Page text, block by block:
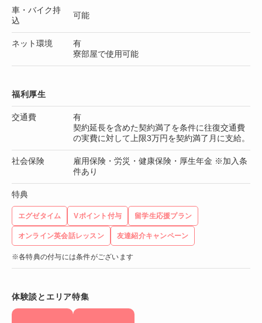
車・バイク持
込
可能
ネット環境
有
寮部屋で使用可能
福利厚生
交通費
有
契約延長を含めた契約満了を条件に往復交通費
の実費に対して上限3万円を契約満了月に支給。
社会保険
雇用保険・労災・健康保険・厚生年金 ※加入条
件あり
特典
エグゼタイム Vポイント付与 留学生応援プラン
オンライン英会話レッスン 友達紹介キャンペーン
※各特典の付与には条件がございます
体験談とエリア特集